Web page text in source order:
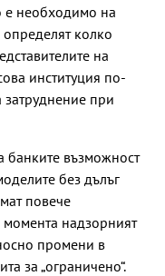
е необходимо на
колко
на
институция по-
затруднение при
банките възможност
без дълъг
повече
момента надзорният
промени в
за „ограничено“.